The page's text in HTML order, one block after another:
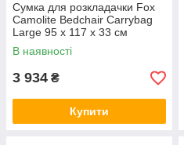
Сумка для розкладачки Fox
Camolite Bedchair Carrybag
Large 95 x 117 x 33 см
В наявності
3 934 ₴
Купити